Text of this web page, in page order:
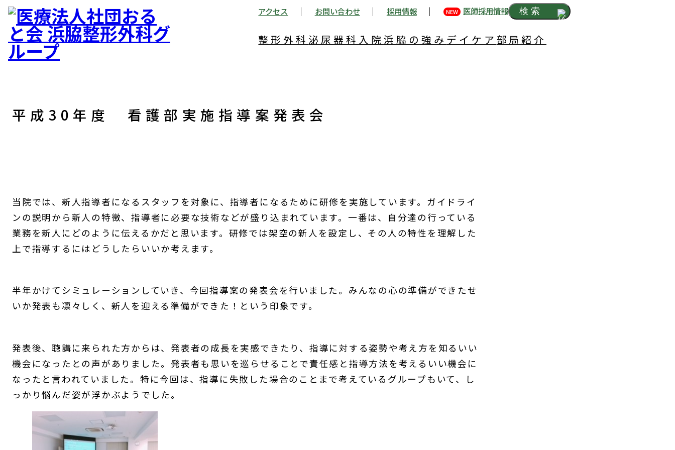
アクセス お問い合わせ 採用情報 NEW 医師採用情報 検索
整形外科 泌尿器科 入院 浜脇の強み デイケア 部局紹介
平成30年度 看護部実施指導案発表会
当院では、新人指導者になるスタッフを対象に、指導者になるために研修を実施しています。ガイドライ
ンの説明から新人の特徴、指導者に必要な技術などが盛り込まれています。一番は、自分達の行っている
業務を新人にどのように伝えるかだと思います。研修では架空の新人を設定し、その人の特性を理解した
上で指導するにはどうしたらいいか考えます。
半年かけてシミュレーションしていき、今回指導案の発表会を行いました。みんなの心の準備ができたせ
いか発表も凛々しく、新人を迎える準備ができた！という印象です。
発表後、聴講に来られた方からは、発表者の成長を実感できたり、指導に対する姿勢や考え方を知るいい
機会になったとの声がありました。発表者も思いを巡らせることで責任感と指導方法を考えるいい機会に
なったと言われていました。特に今回は、指導に失敗した場合のことまで考えているグループもいて、し
っかり悩んだ姿が浮かぶようでした。